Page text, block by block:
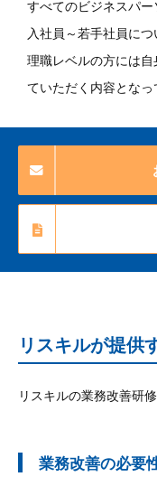
すべてのビジネスパ
入社員～若手社員に
理職レベルの方には
ていただく内容となっ
リスキルが提供
リスキルの業務改善研
業務改善の必要